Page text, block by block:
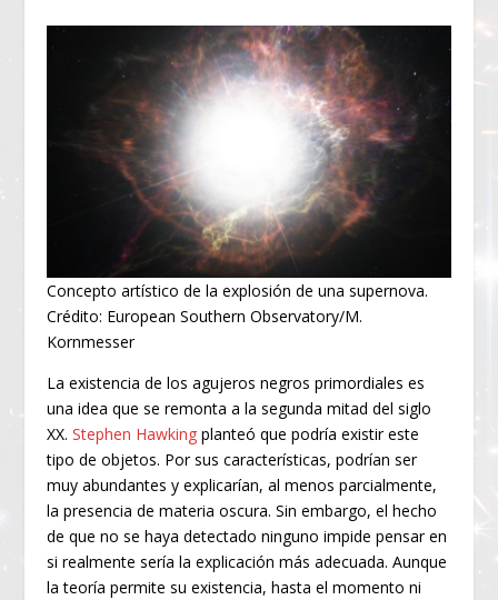
Concepto artístico de la explosión de una supernova.
Crédito: European Southern Observatory/M.
Kornmesser
La existencia de los agujeros negros primordiales es
una idea que se remonta a la segunda mitad del siglo
XX.Stephen Hawking planteó que podría existir este
tipo de objetos. Por sus características, podrían ser
muy abundantes y explicarían, al menos parcialmente,
la presencia de materia oscura. Sin embargo, el hecho
de que no se haya detectado ninguno impide pensar en
si realmente sería la explicación más adecuada. Aunque
la teoría permite su existencia, hasta el momento ni